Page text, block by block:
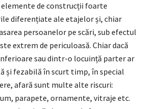
de construcții foarte
diferențiate ale etajelor și, chiar
persoanelor pe scări, sub efectul
extrem de periculoasă. Chiar dacă
sau dintr-o locuință parter ar
și fezabilă în scurt timp, în special
afară sunt multe alte riscuri:
parapete, ornamente, vitraje etc.